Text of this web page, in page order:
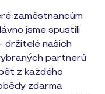
zaměstnancům
jsme spustili
držitelé našich
partnerů
z každého
zdarma